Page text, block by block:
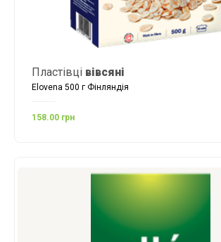
Пластівці вівсяні
Elovena 500 г Фінляндія
158.00 грн